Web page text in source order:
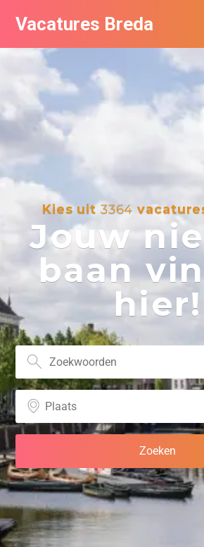
Vacatures Breda
Kies uit 3364
Jouw
baan
hier!
Vacatures per bedrijf in Breda
De populairste vacatures in Breda
Nieuwsbrief feed